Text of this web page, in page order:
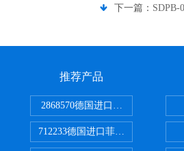
下一篇： SDPB-
推荐产品
2868570德国进口菲尼克斯电源
712233德国进口菲尼克斯断路器